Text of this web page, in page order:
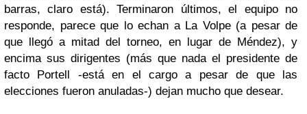
barras, claro está). Terminaron últimos, el equipo no
responde, parece que lo echan a La Volpe (a pesar de
que llegó a mitad del torneo, en lugar de Méndez), y
encima sus dirigentes (más que nada el presidente de
facto Portell -está en el cargo a pesar de que las
elecciones fueron anuladas-) dejan mucho que desear.